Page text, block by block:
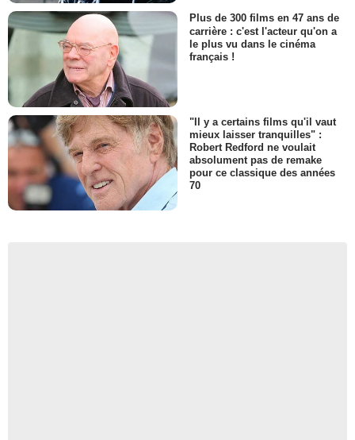
Plus de 300 films en 47 ans de
carrière : c'est l'acteur qu'on a
le plus vu dans le cinéma
français !
"Il y a certains films qu'il vaut
mieux laisser tranquilles" :
Robert Redford ne voulait
absolument pas de remake
pour ce classique des années
70